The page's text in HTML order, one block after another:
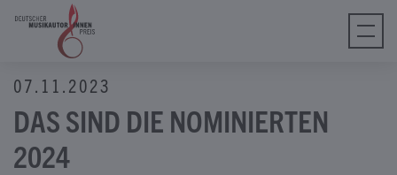
07.11.2023
DAS SIND DIE NOMINIERTEN
2024